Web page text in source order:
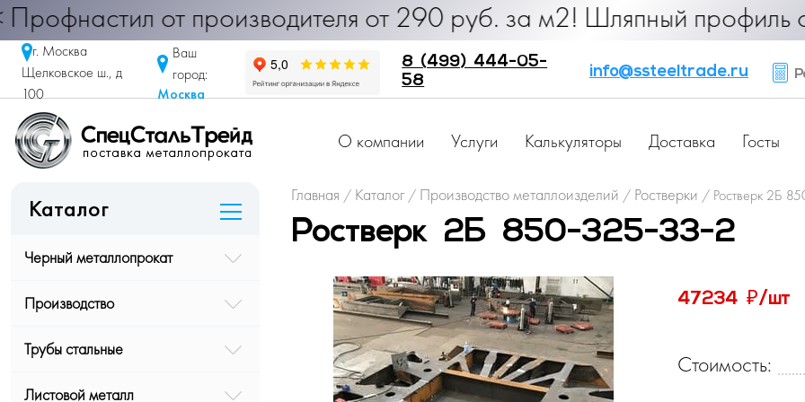
от производителя от 290 руб. за м2! Шляпный профиль от 25
г. Москва
Щелковское ш., д
100
Ваш
город:
Москва
8 (499) 444-05-
58
info@ssteeltrade.ru
О компании Услуги Калькуляторы Доставка Госты
Каталог
Черный металлопрокат
Производство
Трубы стальные
Листовой металл
Главная / Каталог / Производство металлоизделий / Ростверки / Ростверк 2Б
Ростверк 2Б 850-325-33-2
47234 ₽/шт
Стоимость: